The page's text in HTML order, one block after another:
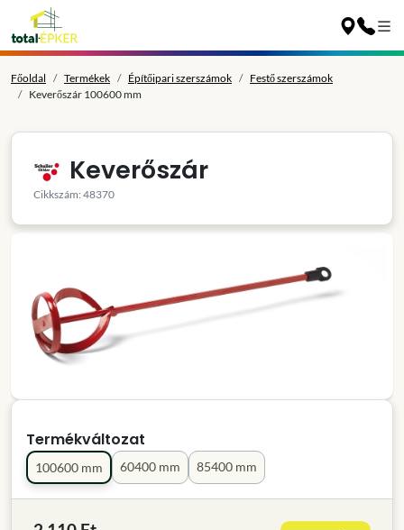
Főoldal Termékek Építőipari szerszámok
Festő szerszámok
Keverőszár 100600 mm
Keverőszár
Cikkszám: 48370
Termékváltozat
100600 mm 60400 mm 85400 mm